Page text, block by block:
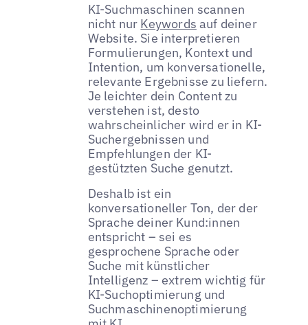
KI-Suchmaschinen scannen
nicht nur Keywords auf deiner
Website. Sie interpretieren
Formulierungen, Kontext und
Intention, um konversationelle,
relevante Ergebnisse zu liefern.
Je leichter dein Content zu
verstehen ist, desto
wahrscheinlicher wird er in KI-
Suchergebnissen und
Empfehlungen der KI-
gestützten Suche genutzt.
Deshalb ist ein
konversationeller Ton, der der
Sprache deiner Kund:innen
entspricht – sei es
gesprochene Sprache oder
Suche mit künstlicher
Intelligenz – extrem wichtig für
KI-Suchoptimierung und
Suchmaschinenoptimierung